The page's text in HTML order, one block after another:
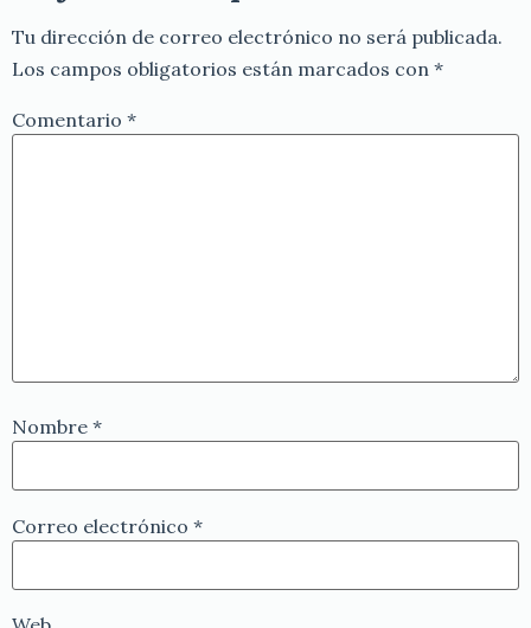
Tu dirección de correo electrónico no será publicada.
Los campos obligatorios están marcados con *
Comentario *
Nombre *
Correo electrónico *